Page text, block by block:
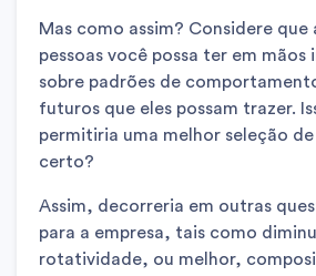
Mas como assim? Considere
pessoas você possa ter em mãos
sobre padrões de
futuros que eles possam trazer.
permitiria uma melhor seleção
certo?
Assim, decorreria em outras
para a empresa, tais como
rotatividade, ou melhor,